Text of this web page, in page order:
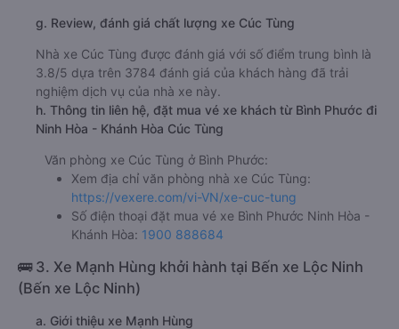
g. Review, đánh giá chất lượng xe Cúc Tùng
Nhà xe Cúc Tùng được đánh giá với số điểm trung bình là
3.8/5 dựa trên 3784 đánh giá của khách hàng đã trải
nghiệm dịch vụ của nhà xe này.
h. Thông tin liên hệ, đặt mua vé xe khách từ Bình Phước đi
Ninh Hòa - Khánh Hòa Cúc Tùng
Văn phòng xe Cúc Tùng ở Bình Phước:
Xem địa chỉ văn phòng nhà xe Cúc Tùng:
https://vexere.com/vi-VN/xe-cuc-tung
Số điện thoại đặt mua vé xe Bình Phước Ninh Hòa -
Khánh Hòa: 1900 888684
🚌 3. Xe Mạnh Hùng khởi hành tại Bến xe Lộc Ninh
(Bến xe Lộc Ninh)
a. Giới thiệu xe Mạnh Hùng